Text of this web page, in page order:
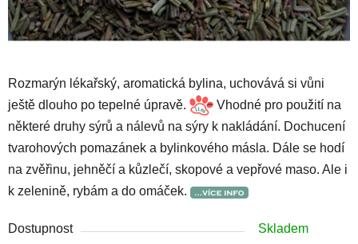
Rozmarýn lékařský, aromatická bylina, uchovává si vůni
ještě dlouho po tepelné úpravě.
Vhodné pro použití na
některé druhy sýrů a nálevů na sýry k nakládání. Dochucení
tvarohových pomazánek a bylinkového másla. Dále se hodí
na zvěřinu, jehněčí a kůzlečí, skopové a vepřové maso. Ale i
k zelenině, rybám a do omáček.
Dostupnost
Skladem